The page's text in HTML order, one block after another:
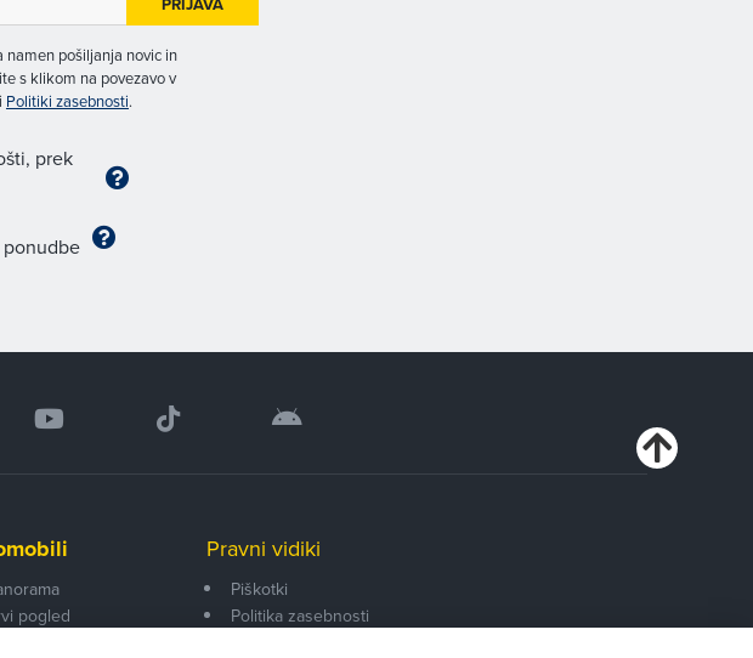
namen pošiljanja novic in
s klikom na povezavo v
Politiki zasebnosti.
prek
pogled
Pravni vidiki
Piškotki
Politika zasebnosti